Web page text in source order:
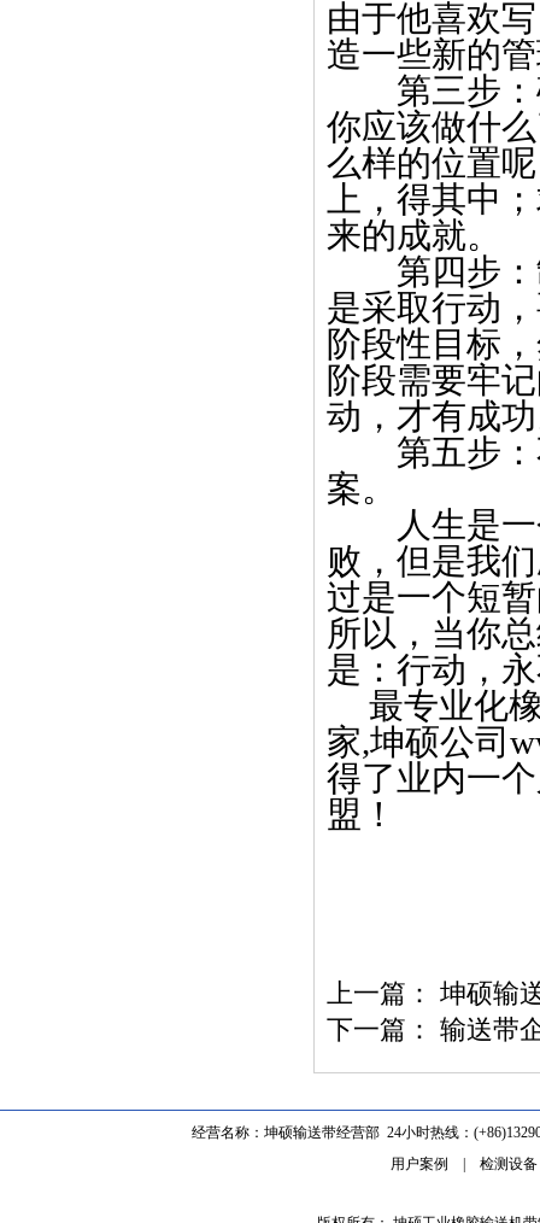
由于他喜欢
造一些新的
第三步：
你应该做什
么样的位置
上，得其中
来的成就。
第四步：
是采取行动
阶段性目标
阶段需要牢
动，才有成
第五步：
案。
人生是一
败，但是我
过是一个短
所以，当你
是：行动，
最专业化
家,坤硕公司
得了业内一
盟！
上一篇： 坤硕输
下一篇： 输送带
经营名称：坤硕输送带经营部 24小时热线：
用户案例
检测设备